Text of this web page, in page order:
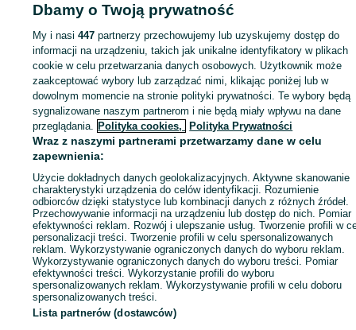
Strona główna Sport i Hobby Sporty wodne Łodzie i jachty
Wędkarskie
Wędkarskie - Lubuskie
Wędkarskie - Gorzów Wielkopolski
KATEGORIA
ID:1055689357 Wyświetlenia:
Zadzwoń / SMS Wyślij wiadomość
Dbamy o Twoją prywatność
My i nasi447 partnerzy przechowujemy lub uzyskujemy dostęp do
informacji na urządzeniu, takich jak unikalne identyfikatory w plikach
cookie w celu przetwarzania danych osobowych. Użytkownik może
zaakceptować wybory lub zarządzać nimi, klikając poniżej lub w
dowolnym momencie na stronie polityki prywatności. Te wybory będą
sygnalizowane naszym partnerom i nie będą miały wpływu na dane
przeglądania. Polityka cookies, Polityka Prywatności
Wraz z naszymi partnerami przetwarzamy dane w celu
zapewnienia:
Użycie dokładnych danych geolokalizacyjnych. Aktywne skanowanie
charakterystyki urządzenia do celów identyfikacji. Rozumienie
odbiorców dzięki statystyce lub kombinacji danych z różnych źródeł.
Przechowywanie informacji na urządzeniu lub dostęp do nich. Pomiar
efektywności reklam. Rozwój i ulepszanie usług. Tworzenie profili w
personalizacji treści. Tworzenie profili w celu spersonalizowanych
reklam. Wykorzystywanie ograniczonych danych do wyboru reklam.
Wykorzystywanie ograniczonych danych do wyboru treści. Pomiar
efektywności treści. Wykorzystanie profili do wyboru
spersonalizowanych reklam. Wykorzystywanie profili w celu doboru
spersonalizowanych treści.
Lista partnerów (dostawców)